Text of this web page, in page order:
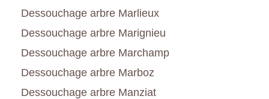
Dessouchage arbre Marlieux
Dessouchage arbre Marignieu
Dessouchage arbre Marchamp
Dessouchage arbre Marboz
Dessouchage arbre Manziat